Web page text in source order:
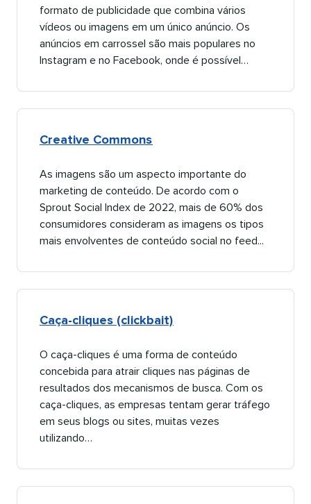
formato de publicidade que combina vários
vídeos ou imagens em um único anúncio. Os
anúncios em carrossel são mais populares no
Instagram e no Facebook, onde é possível…​​
Creative Commons​​
As imagens são um aspecto importante do
marketing de conteúdo. De acordo com o
Sprout Social Index de 2022, mais de 60% dos
consumidores consideram as imagens os tipos
mais envolventes de conteúdo social no feed...​​
Caça-cliques (clickbait)​​
O caça-cliques é uma forma de conteúdo
concebida para atrair cliques nas páginas de
resultados dos mecanismos de busca. Com os
caça-cliques, as empresas tentam gerar tráfego
em seus blogs ou sites, muitas vezes
utilizando…​​